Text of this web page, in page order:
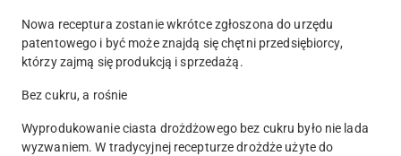
Nowa receptura zostanie wkrótce zgłoszona do urzędu
patentowego i być może znajdą się chętni przedsiębiorcy,
którzy zajmą się produkcją i sprzedażą.
Bez cukru, a rośnie
Wyprodukowanie ciasta drożdżowego bez cukru było nie lada
wyzwaniem. W tradycyjnej recepturze drożdże użyte do